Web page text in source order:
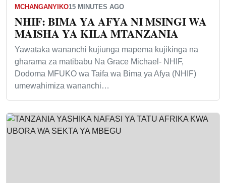
MCHANGANYIKO15 MINUTES AGO
NHIF: BIMA YA AFYA NI MSINGI WA
MAISHA YA KILA MTANZANIA
Yawataka wananchi kujiunga mapema kujikinga na
gharama za matibabu Na Grace Michael- NHIF,
Dodoma MFUKO wa Taifa wa Bima ya Afya (NHIF)
umewahimiza wananchi…